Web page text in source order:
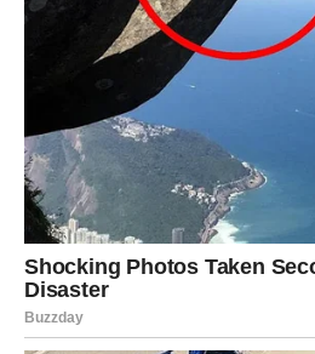
pozitivnih emocija.
Jedna osoba vraća vam osmijeh i
Sreća vam dolazi
Pred vama su veoma lijepi trenuci.
JARAC
Jarčevi konačno ulaze u